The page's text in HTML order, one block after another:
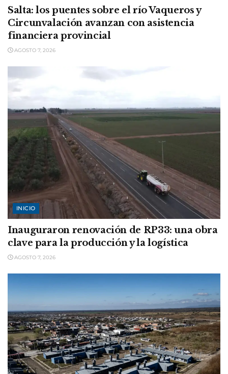
Salta: los puentes sobre el río Vaqueros y
Circunvalación avanzan con asistencia
financiera provincial
AGOSTO 7, 2026
INICIO
Inauguraron renovación de RP33: una obra
clave para la producción y la logística
AGOSTO 7, 2026